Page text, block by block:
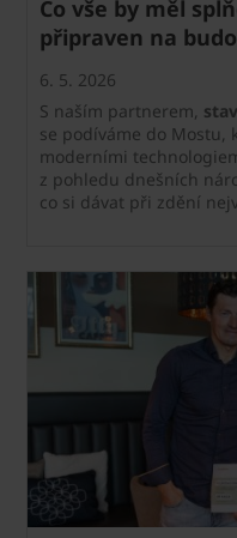
Co vše by měl
připraven na
6. 5. 2026
S naším partnerem,
se podíváme do Mostu,
moderními
z pohledu dnešních
co si dávat při zdění